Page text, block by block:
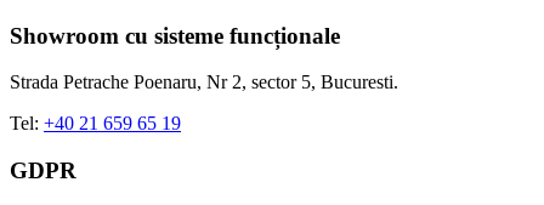
Showroom cu sisteme funcționale
Strada Petrache Poenaru, Nr 2, sector 5, Bucuresti.
Tel: +40 21 659 65 19
GDPR